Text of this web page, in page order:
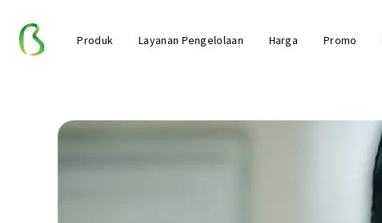
Produk Layanan Pengelolaan Harga Promo